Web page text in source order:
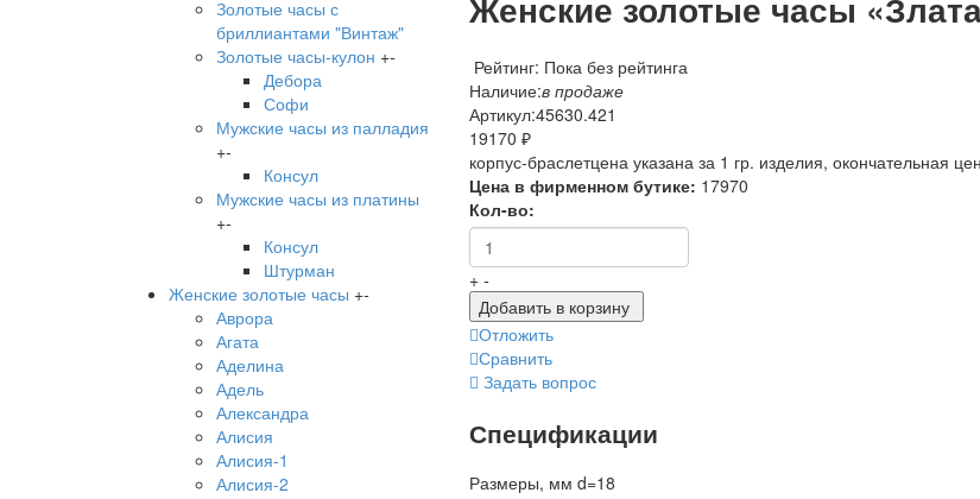
Золотые часы с
бриллиантами "Винтаж"
Золотые часы-кулон +-
Дебора
Софи
Мужские часы из палладия
+-
Консул
Мужские часы из платины
+-
Консул
Штурман
Женские золотые часы +-
Аврора
Агата
Аделина
Адель
Александра
Алисия
Алисия-1
Алисия-2
Рейтинг: Пока без рейтинга
Наличие:в продаже
Артикул:45630.421
19170 ₽
корпус-браслетцена указана за 1 гр. изделия, окончательная
Цена в фирменном бутике: 17970
Кол-во:
+ -
Добавить в корзину
Отложить
Сравнить
Задать вопрос
Спецификации
Размеры, мм d=18